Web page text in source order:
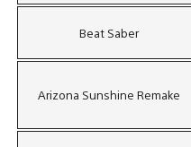
Beat Saber
Arizona Sunshine Remake